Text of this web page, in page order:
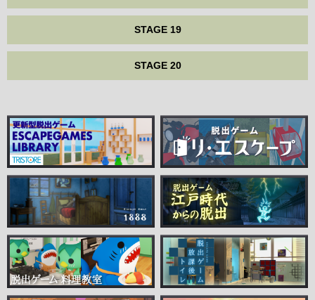
STAGE 19
STAGE 20